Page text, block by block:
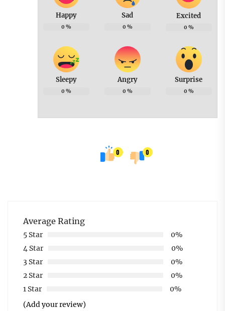
Happy
0 %
Sad
0 %
Excited
0 %
Sleepy
0 %
Angry
0 %
Surprise
0 %
0 0
Average Rating
5 Star
0%
4 Star
0%
3 Star
0%
2 Star
0%
1 Star
0%
(Add your review)